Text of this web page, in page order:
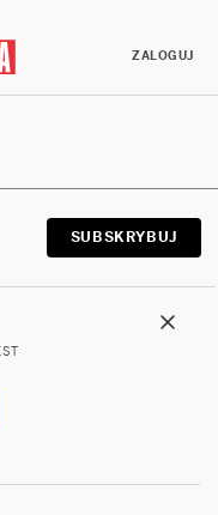
ZALOGUJ
SUBSKRYBUJ